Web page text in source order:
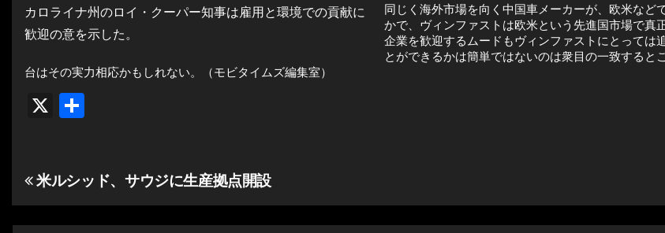
カロライナ州のロイ・クーパー知事は雇用と環境での貢献に
歓迎の意を示した。
同じく海外市場を向く中国車メーカーが、欧米な
かで、ヴィンファストは欧米という先進国市場で
企業を歓迎するムードもヴィンファストにとっては
とができるかは簡単ではないのは衆目の一致する
台はその実力相応かもしれない。（モビタイムズ編集室）
X
投
稿
米ルシッド、サウジに生産拠点開設